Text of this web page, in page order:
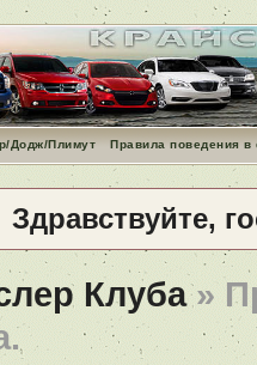
Додж/Плимут Правила поведения
Здравствуйте,
Клуба»